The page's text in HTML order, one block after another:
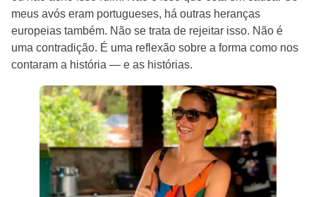
meus avós eram portugueses, há outras heranças
europeias também. Não se trata de rejeitar isso. Não é
uma contradição. É uma reflexão sobre a forma como nos
contaram a história — e as histórias.